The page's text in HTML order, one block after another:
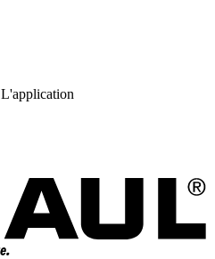
L'application